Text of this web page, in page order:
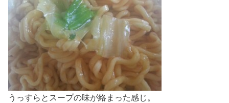
うっすらとスープの味が絡まった感じ。